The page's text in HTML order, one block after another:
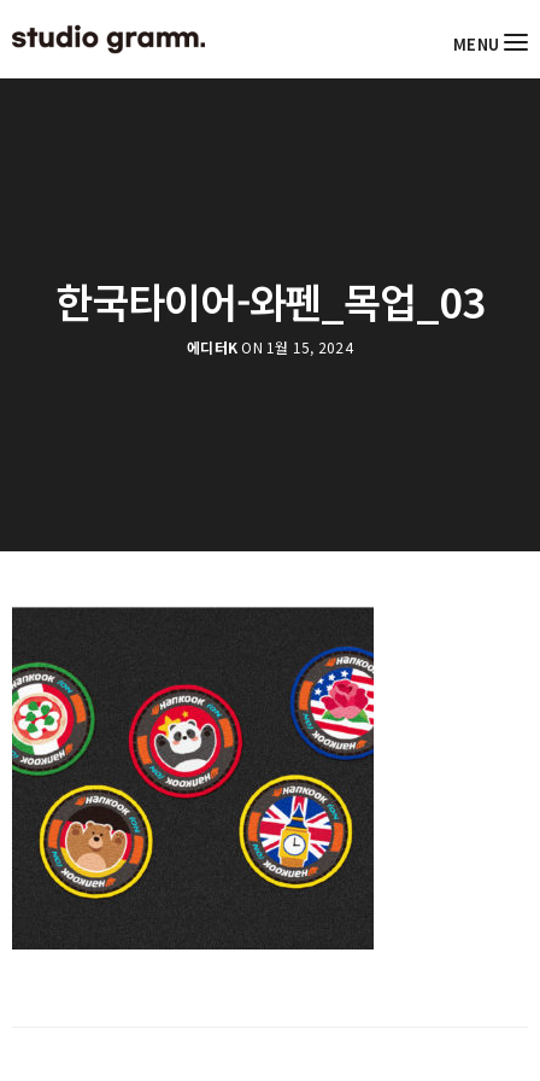
MENU
한국타이어-와펜_목업_03
에디터KON 1월 15, 2024